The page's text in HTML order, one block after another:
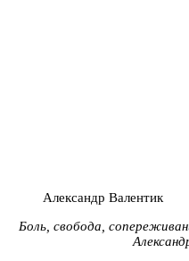
Александр Валентик
Боль, свобода,